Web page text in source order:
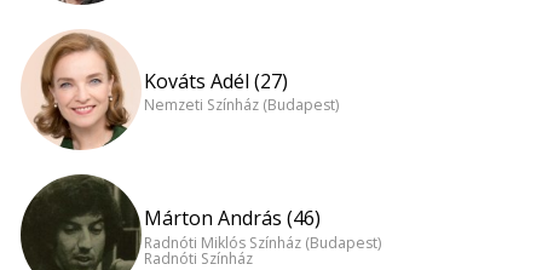
Kováts Adél (27)
Nemzeti Színház (Budapest)
Márton András (46)
Radnóti Miklós Színház (Budapest)
Radnóti Színház